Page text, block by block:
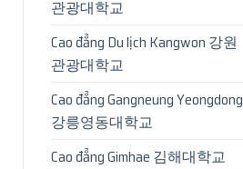
관광대학교
Cao đẳng Du lịch Kangwon 강원
관광대학교
Cao đẳng Gangneung Yeongdong
강릉영동대학교
Cao đẳng Gimhae 김해대학교